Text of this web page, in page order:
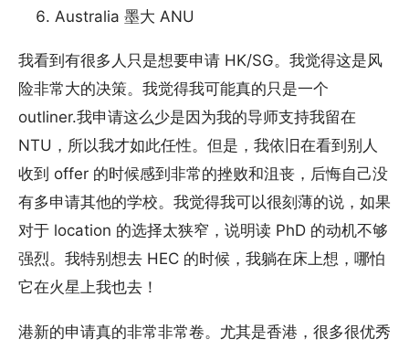
Australia 墨大 ANU
我看到有很多人只是想要申请 HK/SG。我觉得这是风
险非常大的决策。我觉得我可能真的只是一个
outliner.我申请这么少是因为我的导师支持我留在
NTU，所以我才如此任性。但是，我依旧在看到别人
收到 offer 的时候感到非常的挫败和沮丧，后悔自己没
有多申请其他的学校。我觉得我可以很刻薄的说，如果
对于 location 的选择太狭窄，说明读 PhD 的动机不够
强烈。我特别想去 HEC 的时候，我躺在床上想，哪怕
它在火星上我也去！
港新的申请真的非常非常卷。尤其是香港，很多很优秀